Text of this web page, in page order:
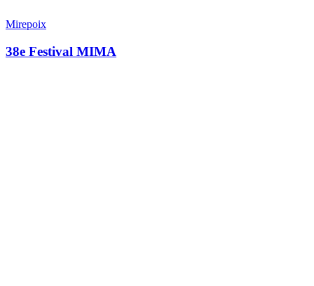
Mirepoix
38e Festival MIMA